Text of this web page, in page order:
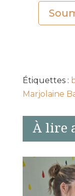
Étiquettes :
Marjolaine
À lire